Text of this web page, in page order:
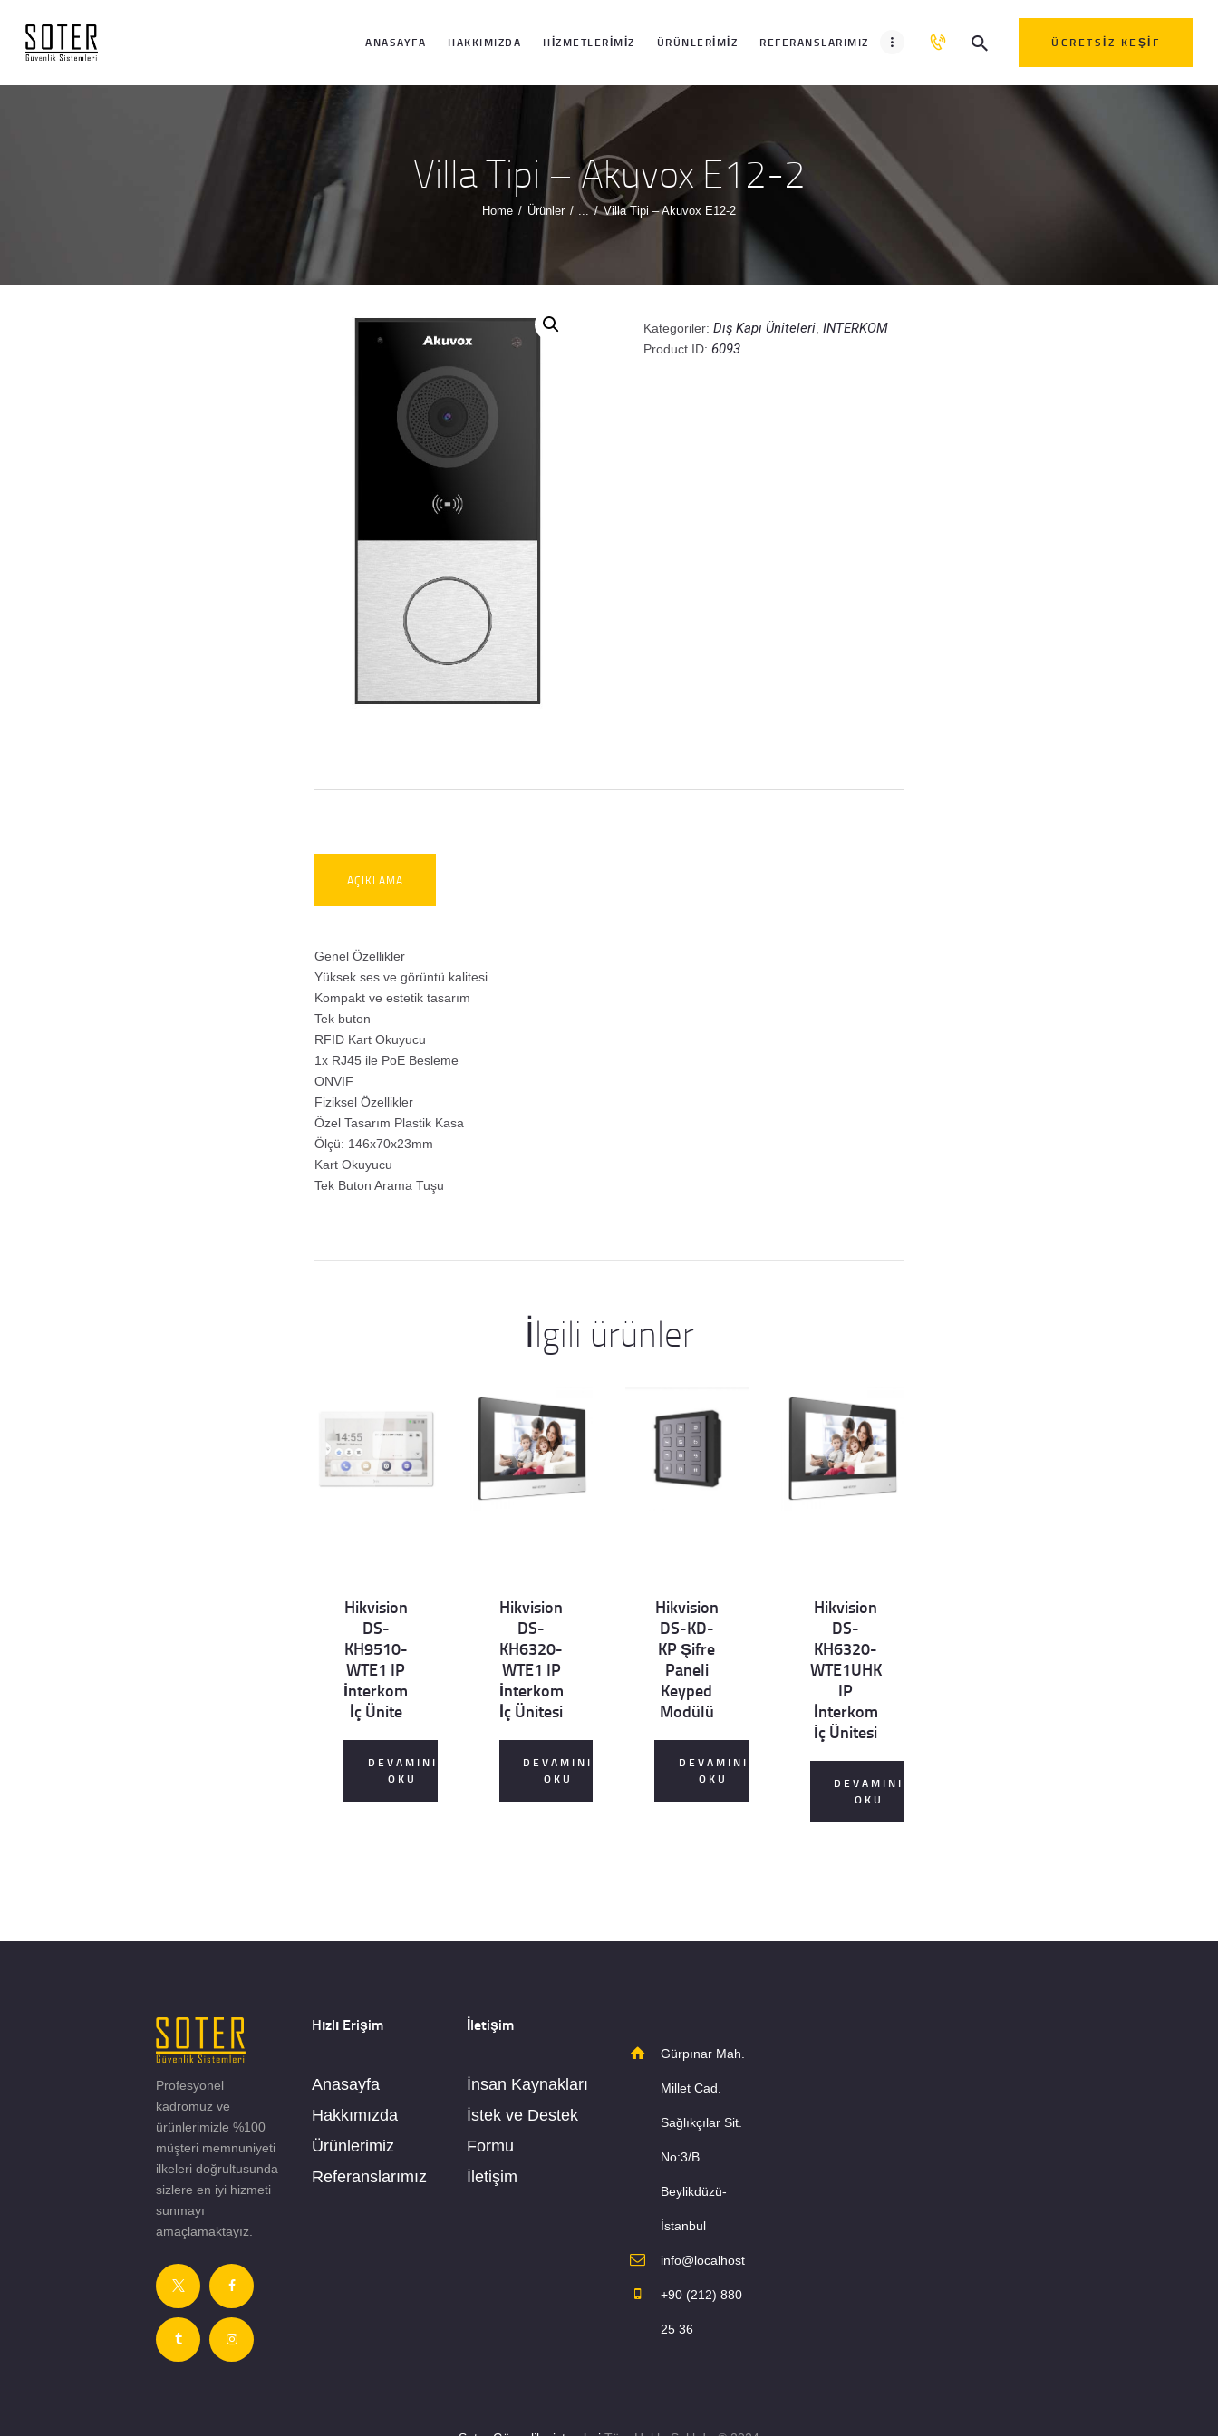
ANASAYFA HAKKIMIZDA HIZMETLERIMIZ ÜRÜNLERIMIZ REFERANSLARIMIZ ÜCRETSIZ KEŞIF
Villa Tipi – Akuvox E12-2
Home Ürünler ... Villa Tipi – Akuvox E12-2
ANASAYFA
HAKKIMIZDA
HIZMETLERIMIZ
ÜRÜNLERIMIZ
REFERANSLARI
MIZ
İLETIŞIM
Kategoriler: Dış Kapı Üniteleri, INTERKOM
Product ID: 6093
AÇIKLAMA
Genel Özellikler
Yüksek ses ve görüntü kalitesi
Kompakt ve estetik tasarım
Tek buton
RFID Kart Okuyucu
1x RJ45 ile PoE Besleme
ONVIF
Fiziksel Özellikler
Özel Tasarım Plastik Kasa
Ölçü: 146x70x23mm
Kart Okuyucu
Tek Buton Arama Tuşu
İlgili ürünler
Det
Hikvision
DS-
KH9510-
WTE1 IP
İnterkom
İç Ünite
DEVAMINI
OKU
Det
Hikvision
DS-
KH6320-
WTE1 IP
İnterkom
İç Ünitesi
DEVAMINI
OKU
Det
ails
Hikvision
DS-KD-
KP Şifre
Paneli
Keyped
Modülü
DEVAMINI
OKU
Det
Hikvision
DS-
KH6320-
WTE1UHK
IP
İnterkom
İç Ünitesi
DEVAMINI
OKU
Profesyonel
kadromuz ve
ürünlerimizle %100
müşteri memnuniyeti
ilkeleri doğrultusunda
sizlere en iyi hizmeti
sunmayı
amaçlamaktayız.
Hızlı Erişim
Anasayfa
Hakkımızda
Ürünlerimiz
Referanslarımız
İletişim
İnsan Kaynakları
İstek ve Destek
Formu
İletişim
Gürpınar Mah.
Millet Cad.
Sağlıkçılar Sit.
No:3/B
Beylikdüzü-
İstanbul
info@localhost
+90 (212) 880
25 36